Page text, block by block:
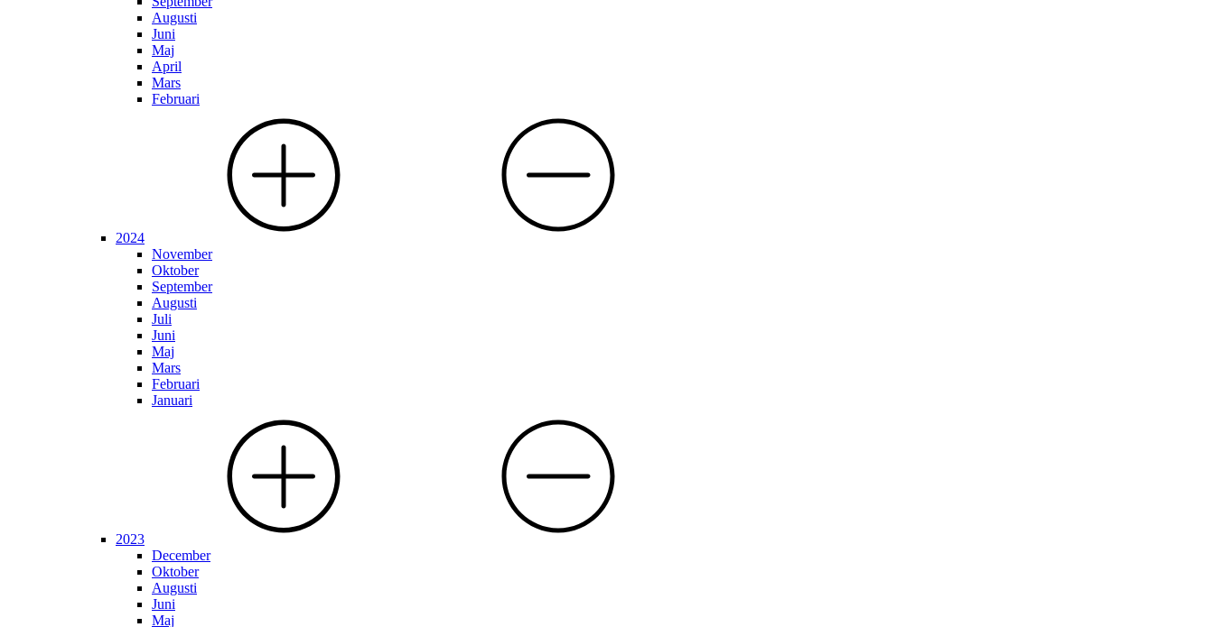
Augusti
Juni
Maj
April
Mars
Februari
2024
November
Oktober
September
Augusti
Juli
Juni
Maj
Mars
Februari
Januari
2023
December
Oktober
Augusti
Juni
Maj